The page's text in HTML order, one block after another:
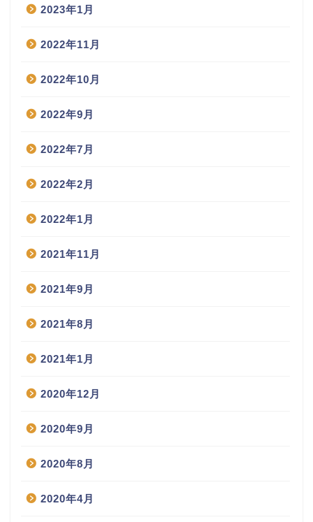
2023年1月
2022年11月
2022年10月
2022年9月
2022年7月
2022年2月
2022年1月
2021年11月
2021年9月
2021年8月
2021年1月
2020年12月
2020年9月
2020年8月
2020年4月